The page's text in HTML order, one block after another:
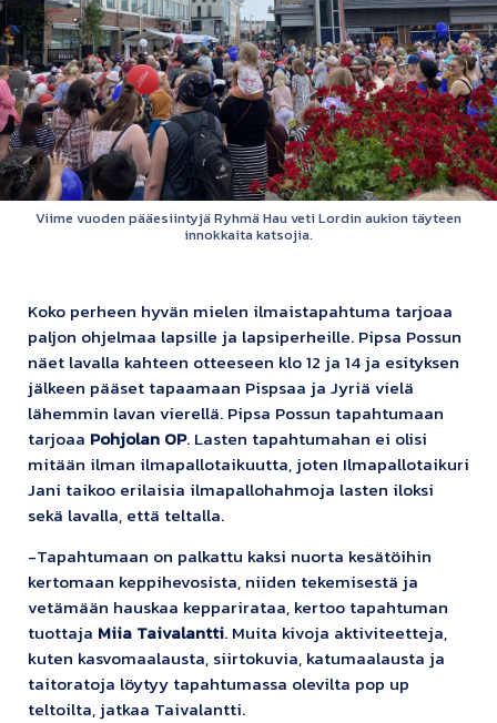
Viime vuoden pääesiintyjä Ryhmä Hau veti Lordin aukion täyteen
innokkaita katsojia.
Koko perheen hyvän mielen ilmaistapahtuma tarjoaa
paljon ohjelmaa lapsille ja lapsiperheille. Pipsa Possun
näet lavalla kahteen otteeseen klo 12 ja 14 ja esityksen
jälkeen pääset tapaamaan Pispsaa ja Jyriä vielä
lähemmin lavan vierellä. Pipsa Possun tapahtumaan
tarjoaa Pohjolan OP. Lasten tapahtumahan ei olisi
mitään ilman ilmapallotaikuutta, joten Ilmapallotaikuri
Jani taikoo erilaisia ilmapallohahmoja lasten iloksi
sekä lavalla, että teltalla.
-Tapahtumaan on palkattu kaksi nuorta kesätöihin
kertomaan keppihevosista, niiden tekemisestä ja
vetämään hauskaa kepparirataa, kertoo tapahtuman
tuottaja Miia Taivalantti. Muita kivoja aktiviteetteja,
kuten kasvomaalausta, siirtokuvia, katumaalausta ja
taitoratoja löytyy tapahtumassa olevilta pop up
teltoilta, jatkaa Taivalantti.